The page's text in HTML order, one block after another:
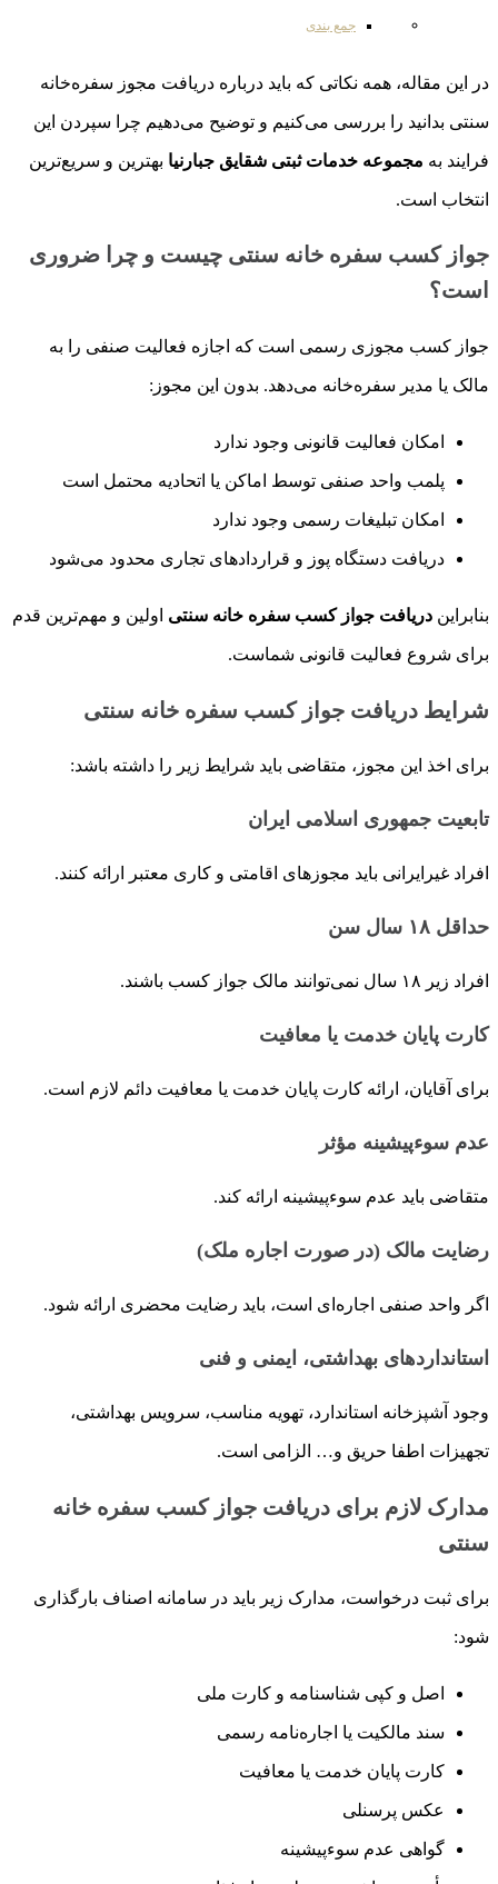
جمع بندی
در این مقاله، همه نکاتی که باید درباره دریافت مجوز سفره‌خانه
سنتی بدانید را بررسی می‌کنیم و توضیح می‌دهیم چرا سپردن این
فرایند به مجموعه خدمات ثبتی شقایق جبارنیا بهترین و سریع‌ترین
انتخاب است.
جواز کسب سفره خانه سنتی چیست و چرا ضروری
است؟
جواز کسب مجوزی رسمی است که اجازه فعالیت صنفی را به
مالک یا مدیر سفره‌خانه می‌دهد. بدون این مجوز:
امکان فعالیت قانونی وجود ندارد
پلمب واحد صنفی توسط اماکن یا اتحادیه محتمل است
امکان تبلیغات رسمی وجود ندارد
دریافت دستگاه پوز و قراردادهای تجاری محدود می‌شود
بنابراین دریافت جواز کسب سفره خانه سنتی اولین و مهم‌ترین قدم
برای شروع فعالیت قانونی شماست.
شرایط دریافت جواز کسب سفره خانه سنتی
برای اخذ این مجوز، متقاضی باید شرایط زیر را داشته باشد:
تابعیت جمهوری اسلامی ایران
افراد غیرایرانی باید مجوزهای اقامتی و کاری معتبر ارائه کنند.
حداقل ۱۸ سال سن
افراد زیر ۱۸ سال نمی‌توانند مالک جواز کسب باشند.
کارت پایان خدمت یا معافیت
برای آقایان، ارائه کارت پایان خدمت یا معافیت دائم لازم است.
عدم سوءپیشینه مؤثر
متقاضی باید عدم سوءپیشینه ارائه کند.
رضایت مالک (در صورت اجاره ملک)
اگر واحد صنفی اجاره‌ای است، باید رضایت محضری ارائه شود.
استانداردهای بهداشتی، ایمنی و فنی
وجود آشپزخانه استاندارد، تهویه مناسب، سرویس بهداشتی،
تجهیزات اطفا حریق و… الزامی است.
مدارک لازم برای دریافت جواز کسب سفره خانه
سنتی
برای ثبت درخواست، مدارک زیر باید در سامانه اصناف بارگذاری
شود:
اصل و کپی شناسنامه و کارت ملی
سند مالکیت یا اجاره‌نامه رسمی
کارت پایان خدمت یا معافیت
عکس پرسنلی
گواهی عدم سوءپیشینه